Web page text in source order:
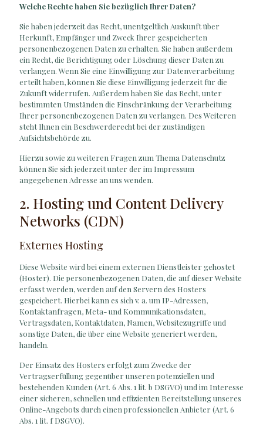
Welche Rechte haben Sie bezüglich Ihrer Daten?
Sie haben jederzeit das Recht, unentgeltlich Auskunft über
Herkunft, Empfänger und Zweck Ihrer gespeicherten
personenbezogenen Daten zu erhalten. Sie haben außerdem
ein Recht, die Berichtigung oder Löschung dieser Daten zu
verlangen. Wenn Sie eine Einwilligung zur Datenverarbeitung
erteilt haben, können Sie diese Einwilligung jederzeit für die
Zukunft widerrufen. Außerdem haben Sie das Recht, unter
bestimmten Umständen die Einschränkung der Verarbeitung
Ihrer personenbezogenen Daten zu verlangen. Des Weiteren
steht Ihnen ein Beschwerderecht bei der zuständigen
Aufsichtsbehörde zu.
Hierzu sowie zu weiteren Fragen zum Thema Datenschutz
können Sie sich jederzeit unter der im Impressum
angegebenen Adresse an uns wenden.
2. Hosting und Content Delivery
Networks (CDN)
Externes Hosting
Diese Website wird bei einem externen Dienstleister gehostet
(Hoster). Die personenbezogenen Daten, die auf dieser Website
erfasst werden, werden auf den Servern des Hosters
gespeichert. Hierbei kann es sich v. a. um IP-Adressen,
Kontaktanfragen, Meta- und Kommunikationsdaten,
Vertragsdaten, Kontaktdaten, Namen, Websitezugriffe und
sonstige Daten, die über eine Website generiert werden,
handeln.
Der Einsatz des Hosters erfolgt zum Zwecke der
Vertragserfüllung gegenüber unseren potenziellen und
bestehenden Kunden (Art. 6 Abs. 1 lit. b DSGVO) und im Interesse
einer sicheren, schnellen und effizienten Bereitstellung unseres
Online-Angebots durch einen professionellen Anbieter (Art. 6
Abs. 1 lit. f DSGVO).